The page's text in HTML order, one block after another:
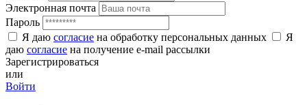
Электронная почта
Пароль
Я даю согласие на обработку персональных данных
Я
даю согласие на получение e-mail рассылки
Зарегистрироваться
или
Войти